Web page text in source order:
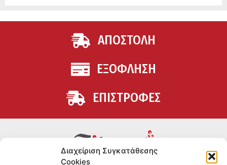
Διαχείριση Συγκατάθεσης
Cookies
ΑΠΟΣΤΟΛΗ
ΕΞΟΦΛΗΣΗ
ΕΠΙΣΤΡΟΦΕΣ